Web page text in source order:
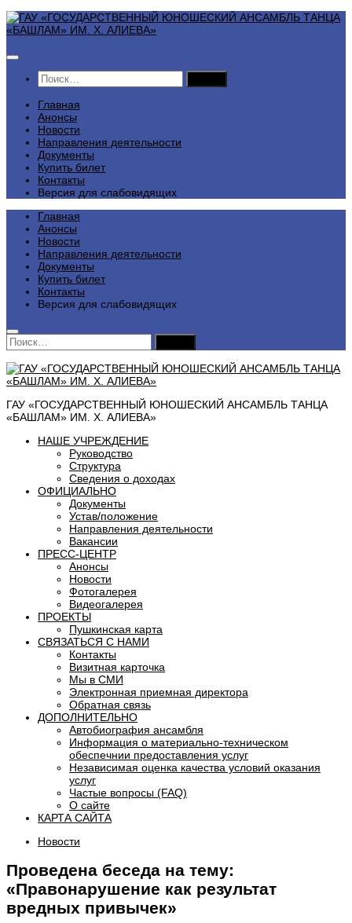
Перейти
к
Найти:
Главная
Анонсы
Новости
Направления деятельности
Документы
Купить билет
Контакты
Версия для слабовидящих
Главная
Анонсы
Новости
Направления деятельности
Документы
Купить билет
Контакты
Версия для слабовидящих
Найти:
ГАУ «ГОСУДАРСТВЕННЫЙ ЮНОШЕСКИЙ АНСАМБЛЬ ТАНЦА
«БАШЛАМ» ИМ. Х. АЛИЕВА»
НАШЕ УЧРЕЖДЕНИЕ
Руководство
Структура
Сведения о доходах
ОФИЦИАЛЬНО
Документы
Устав/положение
Направления деятельности
Вакансии
ПРЕСС-ЦЕНТР
Анонсы
Новости
Фотогалерея
Видеогалерея
ПРОЕКТЫ
Пушкинская карта
СВЯЗАТЬСЯ С НАМИ
Контакты
Визитная карточка
Мы в СМИ
Электронная приемная директора
Обратная связь
ДОПОЛНИТЕЛЬНО
Автобиография ансамбля
Информация о материально-техническом
обеспечнии предоставления услуг
Независимая оценка качества условий оказания
услуг
Частые вопросы (FAQ)
О сайте
КАРТА САЙТА
Новости
Проведена беседа на тему:
«Правонарушение как результат
вредных привычек»